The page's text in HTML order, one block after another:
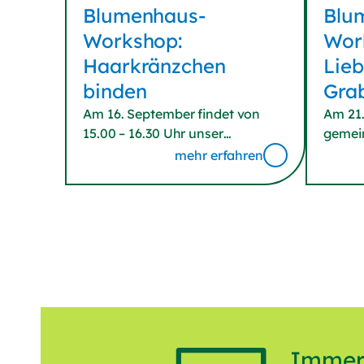
Blumenhaus-
Workshop:
Haarkränzchen
binden
Am 16. September findet von
15.00 – 16.30 Uhr unser
Workshop in unserem
Blumenhaus in Augsburg statt.
mehr erfahren
Am